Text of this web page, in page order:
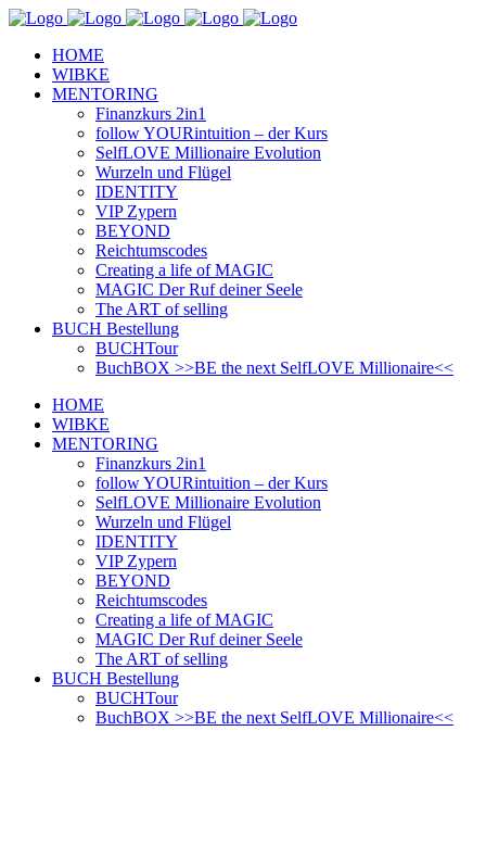
HOME
WIBKE
MENTORING
Finanzkurs 2in1
follow YOURintuition – der Kurs
SelfLOVE Millionaire Evolution
Wurzeln und Flügel
IDENTITY
VIP Zypern
BEYOND
Reichtumscodes
Creating a life of MAGIC
MAGIC Der Ruf deiner Seele
The ART of selling
BUCH Bestellung
BUCHTour
BuchBOX >>BE the next SelfLOVE Millionaire<<
HOME
WIBKE
MENTORING
Finanzkurs 2in1
follow YOURintuition – der Kurs
SelfLOVE Millionaire Evolution
Wurzeln und Flügel
IDENTITY
VIP Zypern
BEYOND
Reichtumscodes
Creating a life of MAGIC
MAGIC Der Ruf deiner Seele
The ART of selling
BUCH Bestellung
BUCHTour
BuchBOX >>BE the next SelfLOVE Millionaire<<